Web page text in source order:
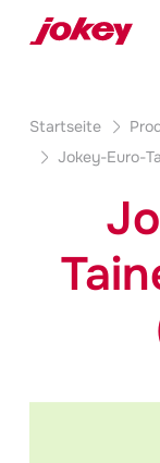
Startseite
Jokey-Euro-